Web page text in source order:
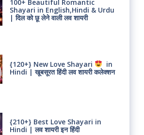
100+ Beautiful Romantic
Shayari in English,Hindi & Urdu
| दिल को छू लेने वाली लव शायरी
{120+} New Love Shayari
in
Hindi | खूबसूरत हिंदी लव शायरी कलेक्शन
{210+} Best Love Shayari in
Hindi | लव शायरी इन हिंदी